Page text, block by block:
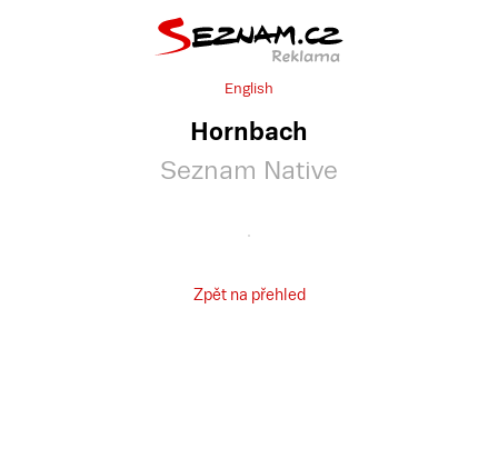
English
Hornbach
Seznam Native
Zpět na přehled